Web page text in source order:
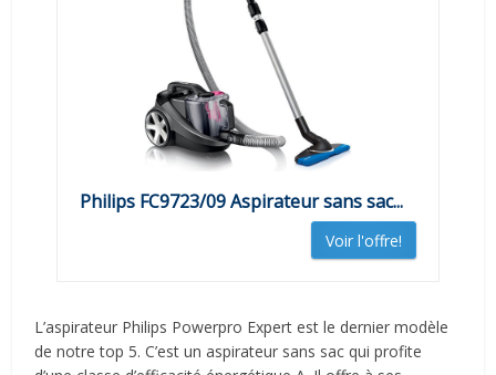
Philips FC9723/09 Aspirateur sans sac...
Voir l'offre!
L’aspirateur Philips Powerpro Expert est le dernier modèle
de notre top 5. C’est un aspirateur sans sac qui profite